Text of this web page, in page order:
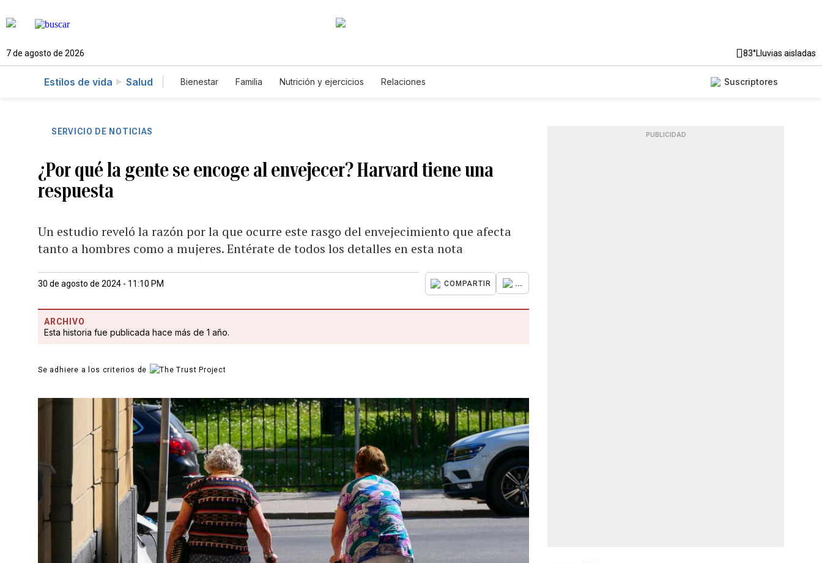
7 de agosto de 2026 83°Lluvias aisladas
Estilos de vida Salud Bienestar Familia Nutrición y ejercicios Relaciones Suscriptores
SERVICIO DE NOTICIAS
¿Por qué la gente se encoge al envejecer? Harvard tiene una
respuesta
Un estudio reveló la razón por la que ocurre este rasgo del envejecimiento que afecta
tanto a hombres como a mujeres. Entérate de todos los detalles en esta nota
30 de agosto de 2024 - 11:10 PM COMPARTIR ...
ARCHIVO
Esta historia fue publicada hace más de 1 año.
Se adhiere a los criterios de
PUBLICIDAD